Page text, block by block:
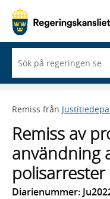
du
börjar
skriva
framträder
lista
med
sökförslag
Remiss från
Remiss av
användning
polisarrester
Diarienummer: